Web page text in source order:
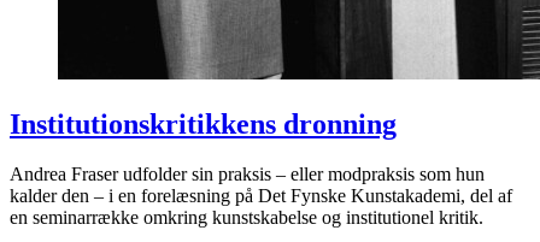
Institutionskritikkens dronning
Andrea Fraser udfolder sin praksis – eller modpraksis som hun
kalder den – i en forelæsning på Det Fynske Kunstakademi, del af
en seminarrække omkring kunstskabelse og institutionel kritik.